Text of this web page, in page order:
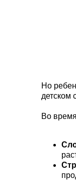
Но
детском
Во